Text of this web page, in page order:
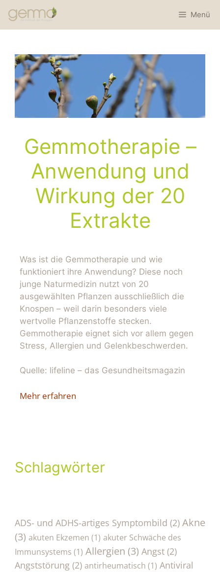
Menü
Gemmotherapie –
Anwendung und
Wirkung der 20
Extrakte
Was ist die Gemmotherapie und wie
funktioniert ihre Anwendung? Diese noch
junge Naturmedizin nutzt von 20
ausgewählten Pflanzen ausschließlich die
Knospen – weil darin besonders viele
wertvolle Pflanzenstoffe stecken.
Gemmotherapie eignet sich vor allem gegen
Stress, Allergien und Gelenkbeschwerden.
Quelle: lifeline – das Gesundheitsmagazin
Mehr erfahren
Schlagwörter
ADS- und ADHS-artiges Symptombild (2) Akne
(3) akuten Ekzemen (1) akuter Schwäche des
Immunsystems (1) Allergien (3) Angst (2)
Angststörung (2) antirheumatisch (1) Antiviral